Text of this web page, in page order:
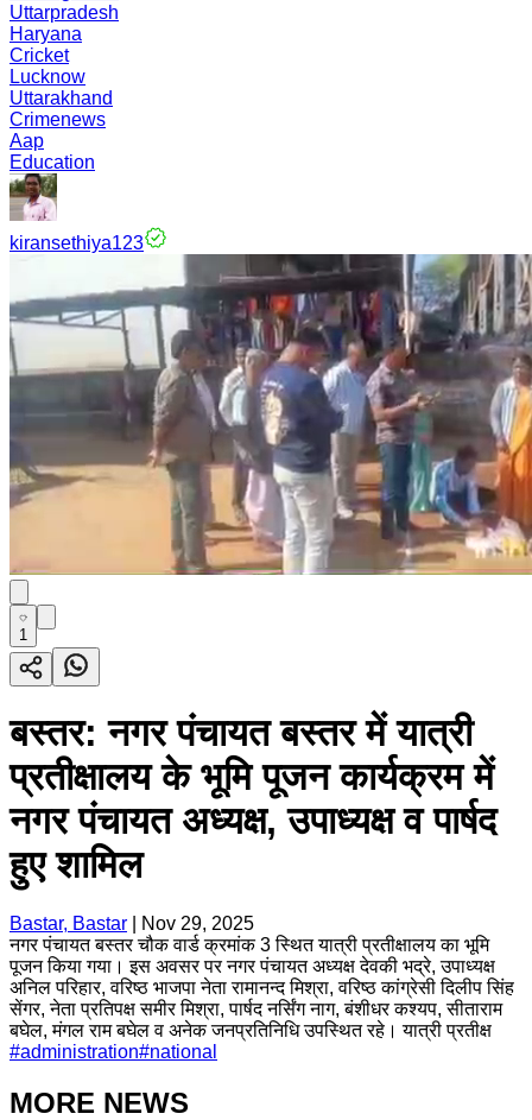
Uttarpradesh
Haryana
Cricket
Lucknow
Uttarakhand
Crimenews
Aap
Education
kiransethiya123
1
बस्तर: नगर पंचायत बस्तर में यात्री
प्रतीक्षालय के भूमि पूजन कार्यक्रम में
नगर पंचायत अध्यक्ष, उपाध्यक्ष व पार्षद
हुए शामिल
Bastar, Bastar
Nov 29, 2025
नगर पंचायत बस्तर चौक वार्ड क्रमांक 3 स्थित यात्री प्रतीक्षालय का भूमि
पूजन किया गया। इस अवसर पर नगर पंचायत अध्यक्ष देवकी भद्रे, उपाध्यक्ष
अनिल परिहार, वरिष्ठ भाजपा नेता रामानन्द मिश्रा, वरिष्ठ कांग्रेसी दिलीप सिंह
सेंगर, नेता प्रतिपक्ष समीर मिश्रा, पार्षद नर्सिंग नाग, बंशीधर कश्यप, सीताराम
बघेल, मंगल राम बघेल व अनेक जनप्रतिनिधि उपस्थित रहे। यात्री प्रतीक्ष
#administration#national
MORE NEWS